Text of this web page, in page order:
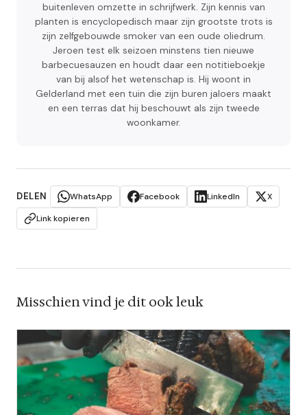
buitenleven omzette in schrijfwerk. Zijn kennis van
planten is encyclopedisch maar zijn grootste trots is
zijn zelfgebouwde smoker van een oude oliedrum.
Jeroen test elk seizoen minstens tien nieuwe
barbecuesauzen en houdt daar een notitieboekje
van bij alsof het wetenschap is. Hij woont in
Gelderland met een tuin die zijn buren jaloers maakt
en een terras dat hij beschouwt als zijn tweede
woonkamer.
DELEN WhatsApp Facebook LinkedIn
X
Link kopieren
Misschien vind je dit ook leuk